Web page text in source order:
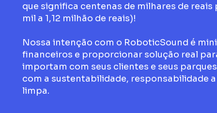
que significa centenas de milhares de
mil a 1,12 milhão de reais)!
Nossa intenção com o RoboticSound é
financeiros e proporcionar solução real
importam com seus clientes e seus
com a sustentabilidade, responsabilidade
limpa.